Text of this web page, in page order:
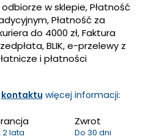
w sklepie, Płatność
Płatność za
do 4000 zł, Faktura
BLIK, e-przelewy z
i płatności
kontaktu więcej informacji:
2 lata
Zwrot
Do 30 dni